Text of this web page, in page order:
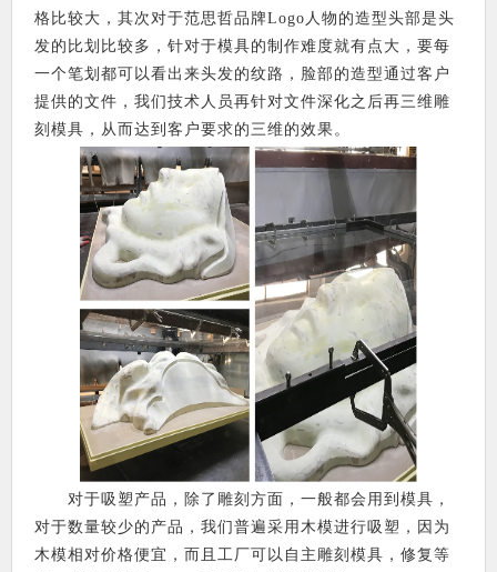
格比较大，其次对于范思哲品牌Logo人物的造型头部是头
发的比划比较多，针对于模具的制作难度就有点大，要每
一个笔划都可以看出来头发的纹路，脸部的造型通过客户
提供的文件，我们技术人员再针对文件深化之后再三维雕
刻模具，从而达到客户要求的三维的效果。
对于吸塑产品，除了雕刻方面，一般都会用到模具，
对于数量较少的产品，我们普遍采用木模进行吸塑，因为
木模相对价格便宜，而且工厂可以自主雕刻模具，修复等